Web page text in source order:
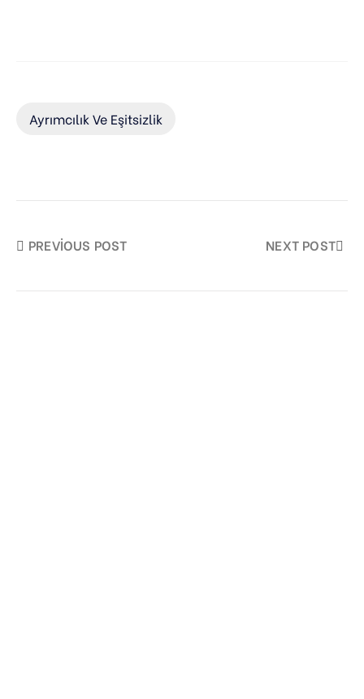
Ayrımcılık Ve Eşitsizlik
PREVIOUS POST NEXT POST